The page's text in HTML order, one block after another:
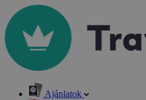
Ajánlatok